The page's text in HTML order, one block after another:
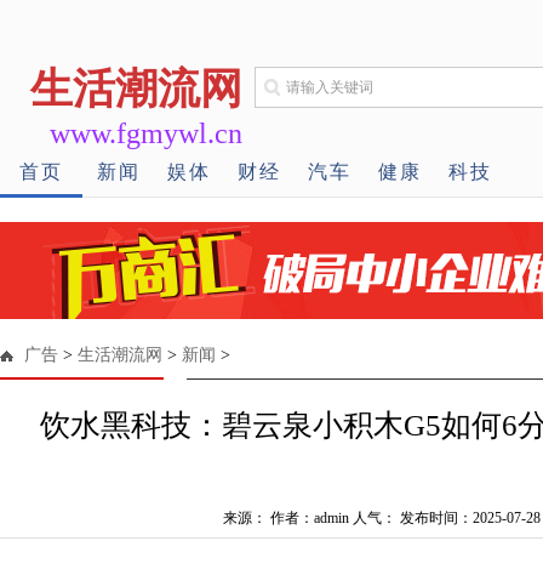
生活潮流网
www.fgmywl.cn
首页 新闻 娱体 财经 汽车 健康 科技
广告 > 生活潮流网 > 新闻 >
饮水黑科技：碧云泉小积木G5如何6
来源： 作者：admin 人气： 发布时间：2025-07-28